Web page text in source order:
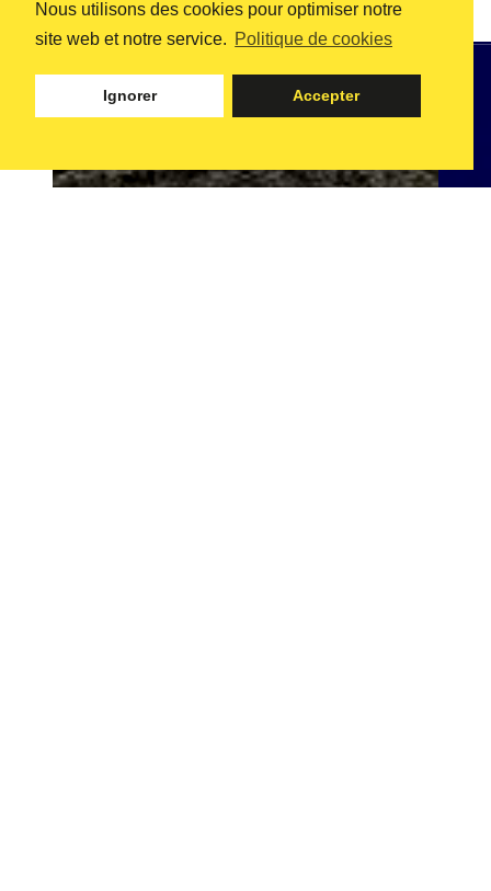
Nous utilisons des cookies pour optimiser notre
site web et notre service. Politique de cookies
Ignorer Accepter